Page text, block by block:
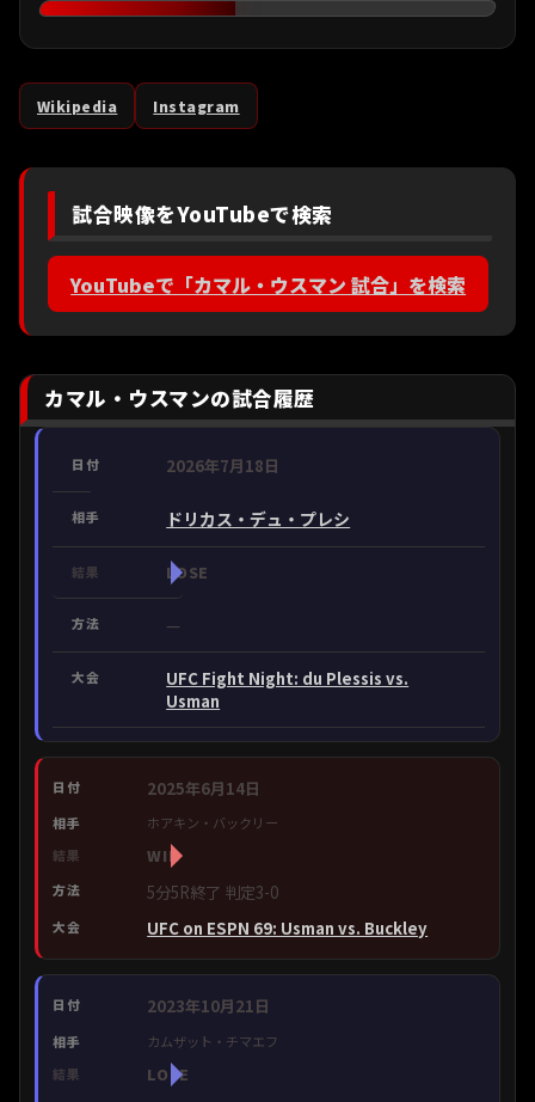
Wikipedia Instagram
試合映像をYouTubeで検索
YouTubeで「カマル・ウスマン 試合」を検索
カマル・ウスマンの試合履歴
2026年7月18日
ドリカス・デュ・プレシ
LOSE
—
UFC Fight Night: du Plessis vs.
Usman
2025年6月14日
ホアキン・バックリー
WIN
5分5R終了 判定3-0
UFC on ESPN 69: Usman vs. Buckley
2023年10月21日
カムザット・チマエフ
LOSE